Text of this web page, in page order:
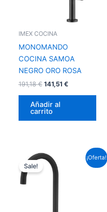
IMEX COCINA
MONOMANDO
COCINA SAMOA
NEGRO ORO ROSA
191,18€ 141,51 €
Añadir al
carrito
¡Oferta!
Sale!
El
precio
original
precio